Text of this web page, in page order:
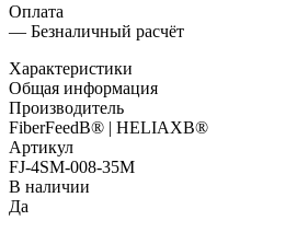
Оплата
— Безналичный расчёт
Характеристики
Общая информация
Производитель
FiberFeedВ® | HELIAXВ®
Артикул
FJ-4SM-008-35M
В наличии
Да